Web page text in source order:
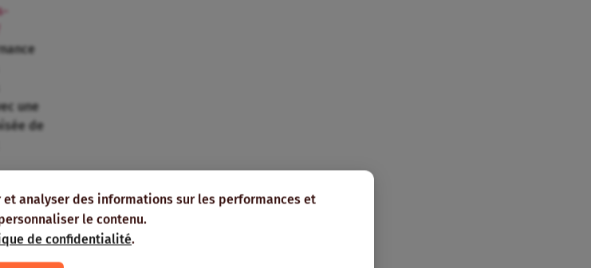
analyser des informations sur les performances et
le contenu.
de confidentialité.
une
de